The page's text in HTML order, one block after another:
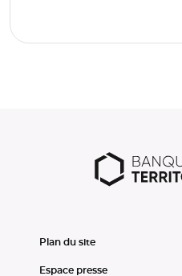
Plan du site
Espace presse